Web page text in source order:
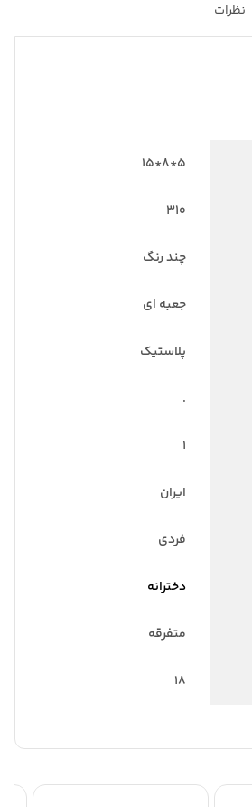
نظرات
5*8*15
310
چند رنگ
جعبه ای
پلاستیک
.
1
ایران
فردی
دخترانه
متفرقه
18